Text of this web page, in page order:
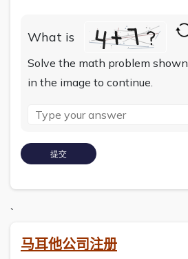
What is
Solve the math problem shown
in the image to continue.
`
马耳他公司注册